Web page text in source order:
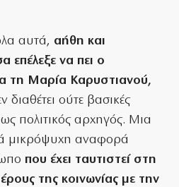
αυτά, αήθη και
επέλεξε να πει ο
τη Μαρία Καρυστιανού,
διαθέτει ούτε βασικές
πολιτικός αρχηγός. Μια
μικρόψυχη αναφορά
που έχει ταυτιστεί στη
της κοινωνίας με την